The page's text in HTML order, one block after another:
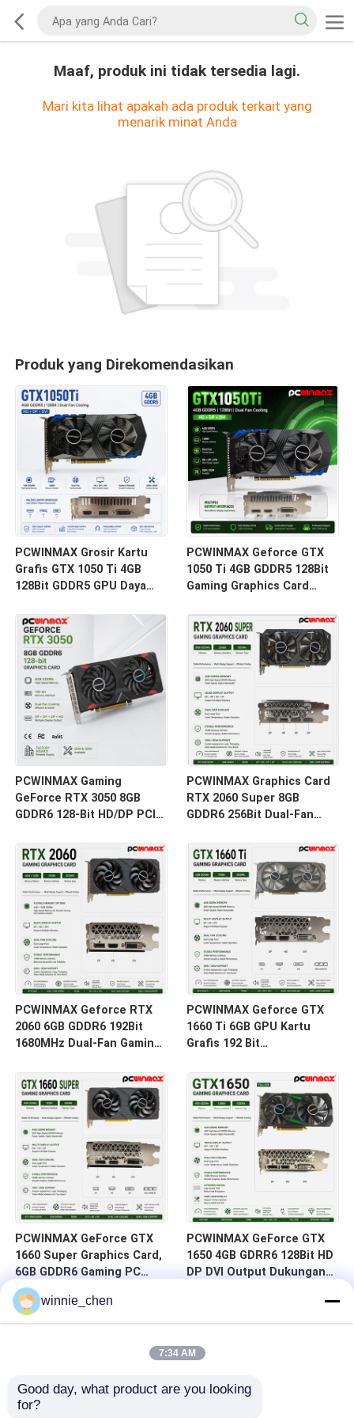
Maaf, produk ini tidak tersedia lagi.
Mari kita lihat apakah ada produk terkait yang
menarik minat Anda
Produk yang Direkomendasikan
PCWINMAX Grosir Kartu
Grafis GTX 1050 Ti 4GB
128Bit GDDR5 GPU Daya
DP DVI Untuk Desktop
PCWINMAX Geforce GTX
1050 Ti 4GB GDDR5 128Bit
Gaming Graphics Card
OEM/ODM Di stok untuk
Komputer Desktop
PCWINMAX Gaming
GeForce RTX 3050 8GB
GDDR6 128-Bit HD/DP PCIe
untuk PC Gaming
PCWINMAX Graphics Card
RTX 2060 Super 8GB
GDDR6 256Bit Dual-Fan
Tracing untuk PC Gaming
OEM Grosir
PCWINMAX Geforce RTX
2060 6GB GDDR6 192Bit
1680MHz Dual-Fan Gaming
HD/DP/DVI
PCWINMAX Geforce GTX
1660 Ti 6GB GPU Kartu
Grafis 192 Bit
DVI 14Gbps Memori
PCWINMAX GeForce GTX
1660 Super Graphics Card,
6GB GDDR6 Gaming PC
GPU 192bit Kartu Video
PCIe 3.0 x16 1660S Kartu
Game
PCWINMAX GeForce GTX
1650 4GB GDRR6 128Bit HD
DP DVI Output Dukungan
winnie_chen
7:34 AM
Good day, what product are you looking
for?